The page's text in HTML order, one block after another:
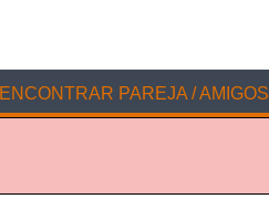
ENCONTRAR PAREJA / AMIGOS